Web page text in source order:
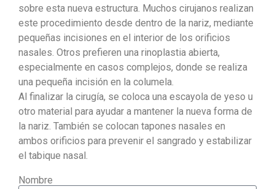
sobre esta nueva estructura. Muchos cirujanos realizan
este procedimiento desde dentro de la nariz, mediante
pequeñas incisiones en el interior de los orificios
nasales. Otros prefieren una rinoplastia abierta,
especialmente en casos complejos, donde se realiza
una pequeña incisión en la columela.
Al finalizar la cirugía, se coloca una escayola de yeso u
otro material para ayudar a mantener la nueva forma de
la nariz. También se colocan tapones nasales en
ambos orificios para prevenir el sangrado y estabilizar
el tabique nasal.
Nombre